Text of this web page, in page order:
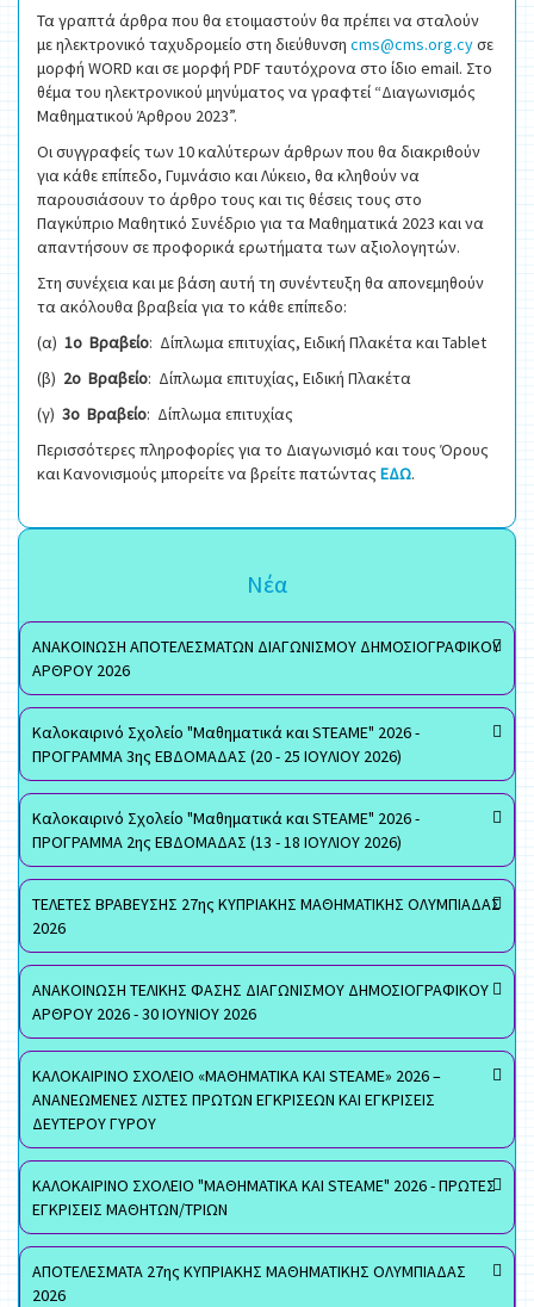
Τα γραπτά άρθρα που θα ετοιμαστούν θα πρέπει να σταλούν
με ηλεκτρονικό ταχυδρομείο στη διεύθυνση cms@cms.org.cyσε
μορφή WORD και σε μορφή PDF ταυτόχρονα στο ίδιο email. Στο
θέμα του ηλεκτρονικού μηνύματος να γραφτεί “Διαγωνισμός
Μαθηματικού Άρθρου 2023”.
Οι συγγραφείς των 10 καλύτερων άρθρων που θα διακριθούν
για κάθε επίπεδο, Γυμνάσιο και Λύκειο, θα κληθούν να
παρουσιάσουν το άρθρο τους και τις θέσεις τους στο
Παγκύπριο Μαθητικό Συνέδριο για τα Μαθηματικά 2023 και να
απαντήσουν σε προφορικά ερωτήματα των αξιολογητών.
Στη συνέχεια και με βάση αυτή τη συνέντευξη θα απονεμηθούν
τα ακόλουθα βραβεία για το κάθε επίπεδο:
(α) 1ο Βραβείο: Δίπλωμα επιτυχίας, Ειδική Πλακέτα και Tablet
(β) 2ο Βραβείο: Δίπλωμα επιτυχίας, Ειδική Πλακέτα
(γ) 3ο Βραβείο: Δίπλωμα επιτυχίας
Περισσότερες πληροφορίες για το Διαγωνισμό και τους Όρους
και Κανονισμούς μπορείτε να βρείτε πατώντας ΕΔΩ.
Νέα
ΑΝΑΚΟΙΝΩΣΗ ΑΠΟΤΕΛΕΣΜΑΤΩΝ ΔΙΑΓΩΝΙΣΜΟΥ ΔΗΜΟΣΙΟΓΡΑΦΙΚΟΥ
ΑΡΘΡΟΥ 2026
Καλοκαιρινό Σχολείο "Μαθηματικά και STEAME" 2026 -
ΠΡΟΓΡΑΜΜΑ 3ης ΕΒΔΟΜΑΔΑΣ (20 - 25 ΙΟΥΛΙΟΥ 2026)
Καλοκαιρινό Σχολείο "Μαθηματικά και STEAME" 2026 -
ΠΡΟΓΡΑΜΜΑ 2ης ΕΒΔΟΜΑΔΑΣ (13 - 18 ΙΟΥΛΙΟΥ 2026)
ΤΕΛΕΤΕΣ ΒΡΑΒΕΥΣΗΣ 27ης ΚΥΠΡΙΑΚΗΣ ΜΑΘΗΜΑΤΙΚΗΣ ΟΛΥΜΠΙΑΔΑΣ
2026
ΑΝΑΚΟΙΝΩΣΗ ΤΕΛΙΚΗΣ ΦΑΣΗΣ ΔΙΑΓΩΝΙΣΜΟΥ ΔΗΜΟΣΙΟΓΡΑΦΙΚΟΥ
ΑΡΘΡΟΥ 2026 - 30 ΙΟΥΝΙΟΥ 2026
ΚΑΛΟΚΑΙΡΙΝΟ ΣΧΟΛΕΙΟ «ΜΑΘΗΜΑΤΙΚΑ ΚΑΙ STEAME» 2026 –
ΑΝΑΝΕΩΜΕΝΕΣ ΛΙΣΤΕΣ ΠΡΩΤΩΝ ΕΓΚΡΙΣΕΩΝ ΚΑΙ ΕΓΚΡΙΣΕΙΣ
ΔΕΥΤΕΡΟΥ ΓΥΡΟΥ
ΚΑΛΟΚΑΙΡΙΝΟ ΣΧΟΛΕΙΟ "ΜΑΘΗΜΑΤΙΚΑ ΚΑΙ STEAME" 2026 - ΠΡΩΤΕΣ
ΕΓΚΡΙΣΕΙΣ ΜΑΘΗΤΩΝ/ΤΡΙΩΝ
ΑΠΟΤΕΛΕΣΜΑΤΑ 27ης ΚΥΠΡΙΑΚΗΣ ΜΑΘΗΜΑΤΙΚΗΣ ΟΛΥΜΠΙΑΔΑΣ
2026